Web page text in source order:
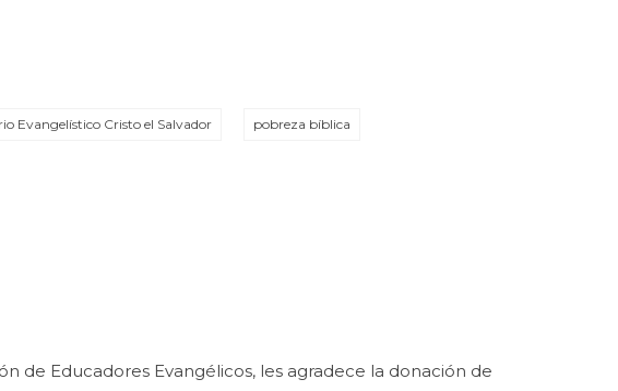
Evangelístico Cristo el Salvador pobreza bíblica
de Educadores Evangélicos, les agradece la donación de